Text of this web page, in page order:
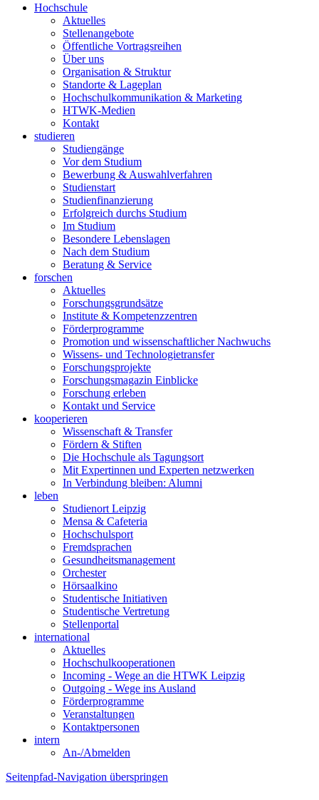
Hochschule
Aktuelles
Stellenangebote
Öffentliche Vortragsreihen
Über uns
Organisation & Struktur
Standorte & Lageplan
Hochschulkommunikation & Marketing
HTWK-Medien
Kontakt
studieren
Studiengänge
Vor dem Studium
Bewerbung & Auswahlverfahren
Studienstart
Studienfinanzierung
Erfolgreich durchs Studium
Im Studium
Besondere Lebenslagen
Nach dem Studium
Beratung & Service
forschen
Aktuelles
Forschungsgrundsätze
Institute & Kompetenzzentren
Förderprogramme
Promotion und wissenschaftlicher Nachwuchs
Wissens- und Technologietransfer
Forschungsprojekte
Forschungsmagazin Einblicke
Forschung erleben
Kontakt und Service
kooperieren
Wissenschaft & Transfer
Fördern & Stiften
Die Hochschule als Tagungsort
Mit Expertinnen und Experten netzwerken
In Verbindung bleiben: Alumni
leben
Studienort Leipzig
Mensa & Cafeteria
Hochschulsport
Fremdsprachen
Gesundheitsmanagement
Orchester
Hörsaalkino
Studentische Initiativen
Studentische Vertretung
Stellenportal
international
Aktuelles
Hochschulkooperationen
Incoming - Wege an die HTWK Leipzig
Outgoing - Wege ins Ausland
Förderprogramme
Veranstaltungen
Kontaktpersonen
intern
An-/Abmelden
Seitenpfad-Navigation überspringen